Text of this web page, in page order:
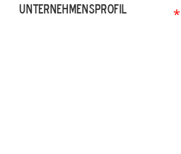
Unternehmensprofil *